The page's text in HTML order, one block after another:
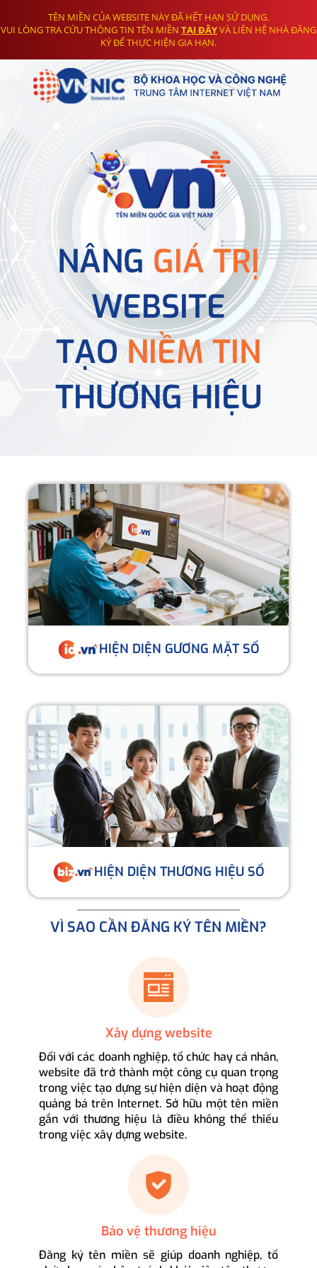
TÊN MIỀN CỦA WEBSITE NÀY ĐÃ HẾT HẠN SỬ DỤNG.
VUI LÒNG TRA CỨU THÔNG TIN TÊN MIỀN TẠI ĐÂYVÀ LIÊN HỆ NHÀ ĐĂNG
KÝ ĐỂ THỰC HIỆN GIA HẠN.
NÂNG GIÁ TRỊ
WEBSITE
TẠONIỀM TIN
THƯƠNG HIỆU
HIỆN DIỆN GƯƠNG MẶT SỐ
HIỆN DIỆN THƯƠNG HIỆU SỐ
VÌ SAO CẦN ĐĂNG KÝ TÊN MIỀN?
Xây dựng website
Đối với các doanh nghiệp, tổ chức hay cá nhân,
website đã trở thành một công cụ quan trọng
trong việc tạo dựng sự hiện diện và hoạt động
quảng bá trên Internet. Sở hữu một tên miền
gắn với thương hiệu là điều không thể thiếu
trong việc xây dựng website.
Bảo vệ thương hiệu
Đăng ký tên miền sẽ giúp doanh nghiệp, tổ